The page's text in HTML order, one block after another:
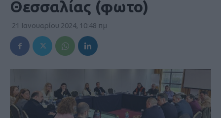
Θεσσαλίας (φωτο)
21 Ιανουαρίου 2024, 10:48 πμ